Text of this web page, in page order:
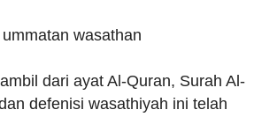
wasathan
dari ayat Al-Quran, Surah Al-
defenisi wasathiyah ini telah